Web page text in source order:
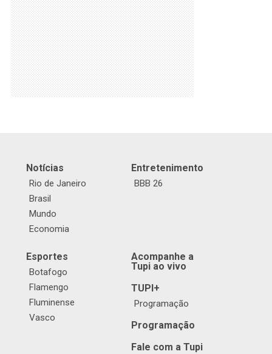
Notícias
Rio de Janeiro
Brasil
Mundo
Economia
Entretenimento
BBB 26
Esportes
Botafogo
Flamengo
Fluminense
Vasco
Acompanhe a
Tupi ao vivo
TUPI+
Programação
Programação
Fale com a Tupi